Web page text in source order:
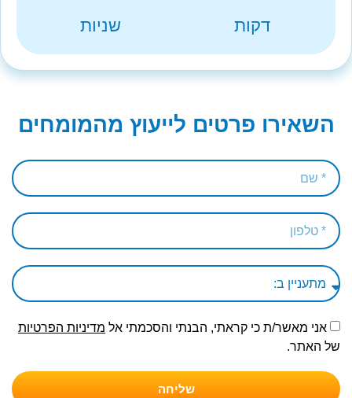
דקות שניות
השאירו פרטים לייעוץ מהמומחים
אני מאשר/ת כי קראתי, הבנתי והסכמתי אל מדיניות הפרטיות
של האתר.
שליחה